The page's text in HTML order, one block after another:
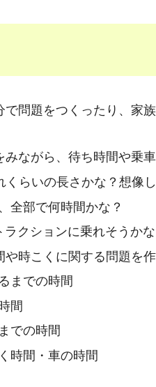
で問題をつくったり、家
ながら、待ち時間や乗
らいの長さかな？想像し
全部で何時間かな？
クションに乗れそうか
時こくに関する問題を作
までの時間
間
での時間
時間・車の時間